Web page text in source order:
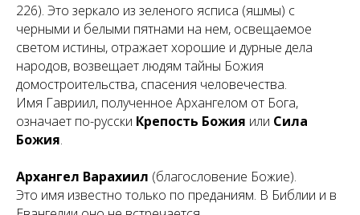
226). Это зеркало из зеленого ясписа (яшмы) с
черными и белыми пятнами на нем, освещаемое
светом истины, отражает хорошие и дурные дела
народов, возвещает людям тайны Божия
домостроительства, спасения человечества.
Имя Гавриил, полученное Архангелом от Бога,
означает по-русски Крепость Божия или Сила
Божия.
Архангел Варахиил (благословение Божие).
Это имя известно только по преданиям. В Библии и в